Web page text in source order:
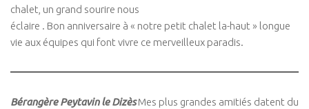
chalet, un grand sourire nous
éclaire . Bon anniversaire à « notre petit chalet la-haut » longue
vie aux équipes qui font vivre ce merveilleux paradis.
Bérangère Peytavin le DizèsMes plus grandes amitiés datent du